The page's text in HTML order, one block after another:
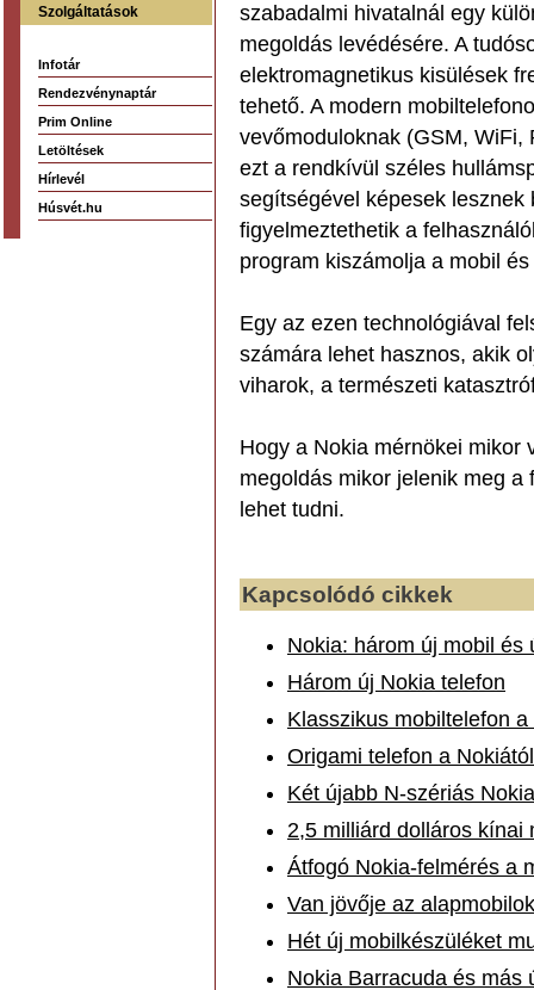
Szolgáltatások
Infotár
Rendezvénynaptár
Prim Online
Letöltések
Hírlevél
Húsvét.hu
szabadalmi hivatalnál egy
megoldás levédésére. A
elektromagnetikus kisülések
tehető. A modern
vevőmoduloknak (GSM, WiFi,
ezt a rendkívül széles
segítségével képesek
figyelmeztethetik a
program kiszámolja a mobil
Egy az ezen technológiával
számára lehet hasznos, akik
viharok, a természeti
Hogy a Nokia mérnökei mikor
megoldás mikor jelenik meg
lehet tudni.
Kapcsolódó cikkek
Nokia: három új mobil és
Három új Nokia telefon
Klasszikus mobiltelefon
Origami telefon a Nokiától
Két újabb N-szériás
2,5 milliárd dolláros kínai
Átfogó Nokia-felmérés a
Van jövője az
Hét új mobilkészüléket
Nokia Barracuda és más